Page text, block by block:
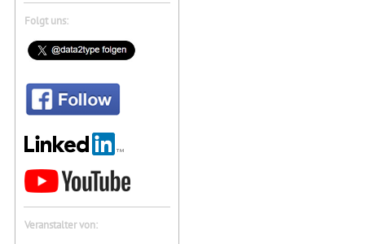
Folgt uns:
Veranstalter von: